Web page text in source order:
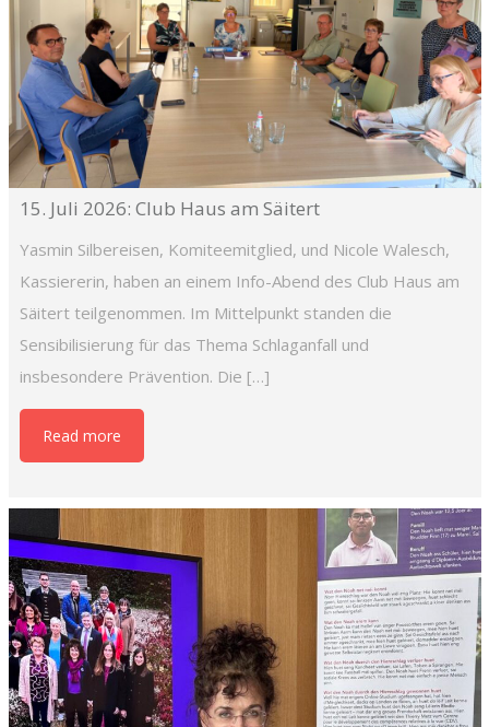
15. Juli 2026: Club Haus am Säitert
Yasmin Silbereisen, Komiteemitglied, und Nicole Walesch,
Kassiererin, haben an einem Info-Abend des Club Haus am
Säitert teilgenommen. Im Mittelpunkt standen die
Sensibilisierung für das Thema Schlaganfall und
insbesondere Prävention. Die […]
Read more